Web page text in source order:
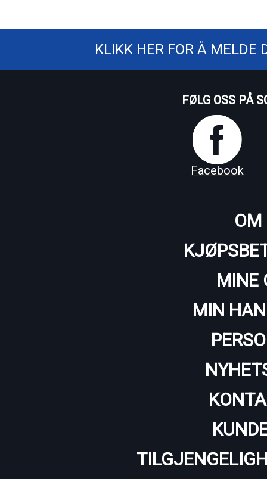
KLIKK HER FOR Å MELDE
FØLG OSS PÅ
Facebook
OM
MINE
MIN